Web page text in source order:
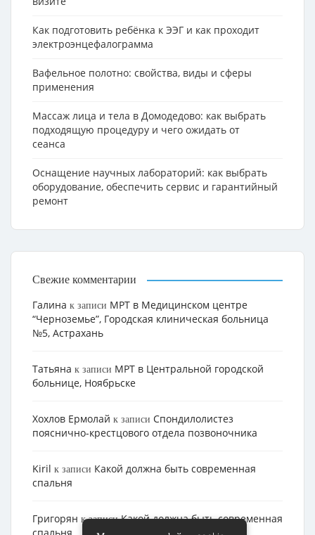
Как подготовить ребёнка к ЭЭГ и как проходит
электроэнцефалограмма
Вафельное полотно: свойства, виды и сферы
применения
Массаж лица и тела в Домодедово: как выбрать
подходящую процедуру и чего ожидать от
сеанса
Оснащение научных лабораторий: как выбрать
оборудование, обеспечить сервис и гарантийный
ремонт
Свежие комментарии
Галина к записи МРТ в Медицинском центре
“Черноземье”, Городская клиническая больница
№5, Астрахань
Татьяна к записи МРТ в Центральной городской
больнице, Ноябрьске
Хохлов Ермолай к записи Cпондилолистез
пояснично-крестцового отдела позвоночника
Kiril к записи Какой должна быть современная
спальня
Григорян к записиКакой должна быть современная